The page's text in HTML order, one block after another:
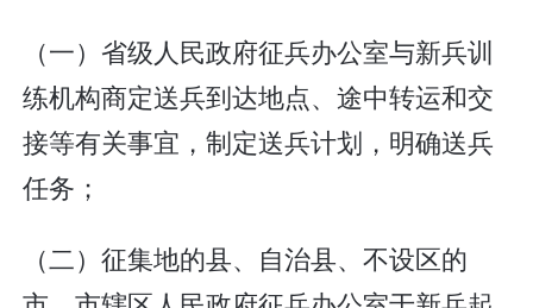
（一）省级人民政府征兵办公室与新兵训
练机构商定送兵到达地点、途中转运和交
接等有关事宜，制定送兵计划，明确送兵
任务；
（二）征集地的县、自治县、不设区的